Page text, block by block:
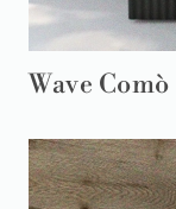
Wave Comò